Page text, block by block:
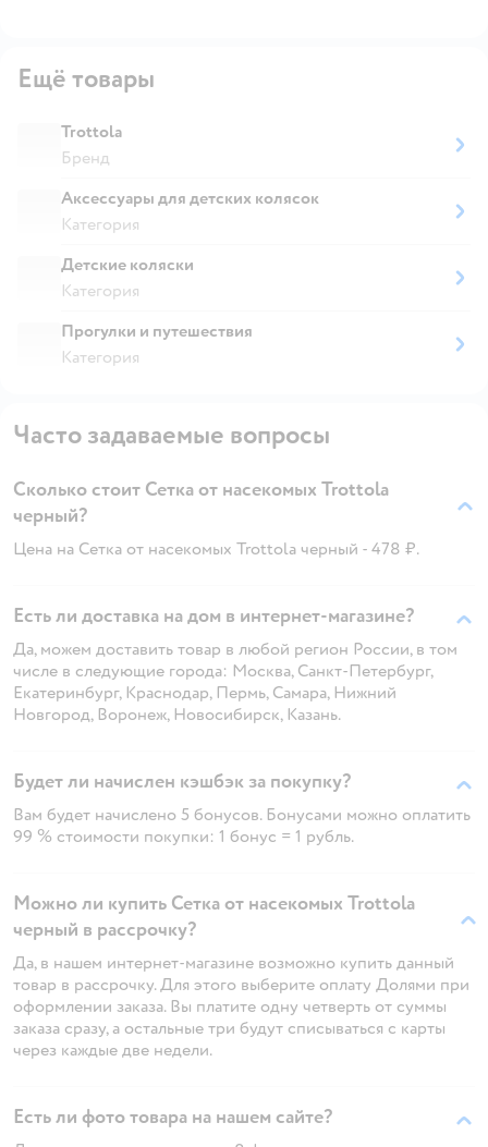
Ещё товары
Trottola
Бренд
Аксессуары для детских колясок
Категория
Детские коляски
Категория
Прогулки и путешествия
Категория
Часто задаваемые вопросы
Сколько стоит Сетка от насекомых Trottola
черный?
Цена на Сетка от насекомых Trottola черный - 478 ₽.
Есть ли доставка на дом в интернет-магазине?
Да, можем доставить товар в любой регион России, в том
числе в следующие города: Москва, Санкт-Петербург,
Екатеринбург, Краснодар, Пермь, Самара, Нижний
Новгород, Воронеж, Новосибирск, Казань.
Будет ли начислен кэшбэк за покупку?
Вам будет начислено 5 бонусов. Бонусами можно оплатить
99 % стоимости покупки: 1 бонус = 1 рубль.
Можно ли купить Сетка от насекомых Trottola
черный в рассрочку?
Да, в нашем интернет-магазине возможно купить данный
товар в рассрочку. Для этого выберите оплату Долями при
оформлении заказа. Вы платите одну четверть от суммы
заказа сразу, а остальные три будут списываться с карты
через каждые две недели.
Есть ли фото товара на нашем сайте?